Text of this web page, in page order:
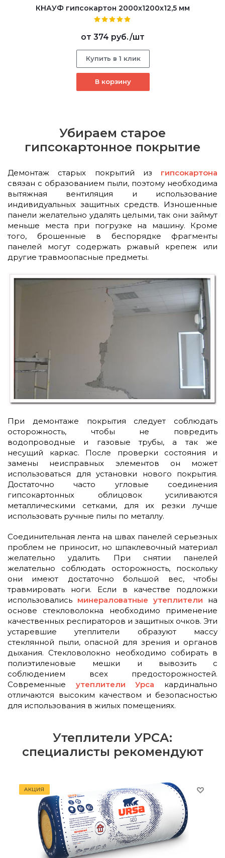
КНАУФ гипсокартон 2000x1200x12,5 мм
от 374 руб./шт
Купить в 1 клик
В корзину
Убираем старое
гипсокартонное покрытие
Демонтаж старых покрытий из гипсокартона
связан с образованием пыли, поэтому необходима
вытяжная вентиляция и использование
индивидуальных защитных средств. Изношенные
панели желательно удалять целыми, так они займут
меньше места при погрузке на машину. Кроме
того, брошенные в беспорядке фрагменты
панелей могут содержать ржавый крепеж или
другие травмоопасные предметы.
При демонтаже покрытия следует соблюдать
осторожность, чтобы не повредить
водопроводные и газовые трубы, а так же
несущий каркас. После проверки состояния и
замены неисправных элементов он может
использоваться для установки нового покрытия.
Достаточно часто угловые соединения
гипсокартонных облицовок усиливаются
металлическими сетками, для их резки лучше
использовать ручные пилы по металлу.
Соединительная лента на швах панелей серьезных
проблем не приносит, но шпаклевочный материал
желательно удалить. При снятии панелей
желательно соблюдать осторожность, поскольку
они имеют достаточно большой вес, чтобы
травмировать ноги. Если в качестве подложки
использовались минераловатные утеплители на
основе стекловолокна необходимо применение
качественных респираторов и защитных очков. Эти
устаревшие утеплители образуют массу
стеклянной пыли, опасной для зрения и органов
дыхания. Стекловолокно необходимо собирать в
полиэтиленовые мешки и вывозить с
соблюдением всех предосторожностей.
Современные утеплители Урса кардинально
отличаются высоким качеством и безопасностью
для использования в жилых помещениях.
Утеплители УРСА:
специалисты рекомендуют
АКЦИЯ